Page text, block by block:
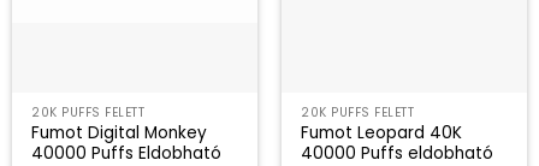
20K PUFFS FELETT
Fumot Digital Monkey
40000 Puffs Eldobható
20K PUFFS FELETT
Fumot Leopard 40K
40000 Puffs eldobható